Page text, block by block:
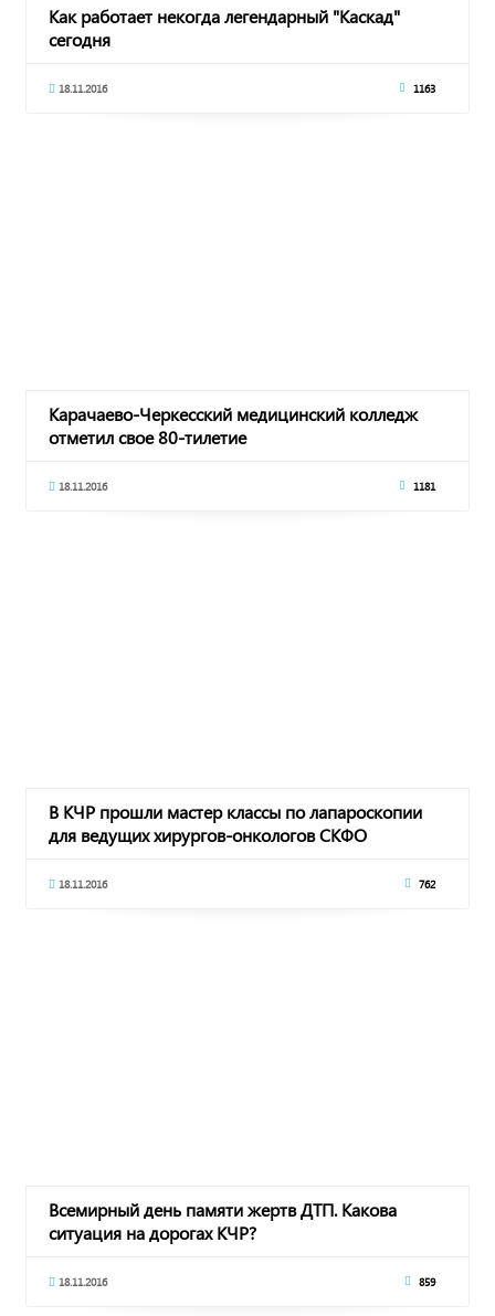
Как работает некогда легендарный "Каскад"
сегодня
18.11.2016 1163
Карачаево-Черкесский медицинский колледж
отметил свое 80-тилетие
18.11.2016 1181
В КЧР прошли мастер классы по лапароскопии
для ведущих хирургов-онкологов СКФО
18.11.2016 762
Всемирный день памяти жертв ДТП. Какова
ситуация на дорогах КЧР?
18.11.2016 859